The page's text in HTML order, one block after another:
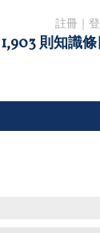
註冊
1,903 則知識條